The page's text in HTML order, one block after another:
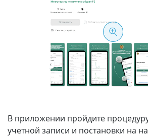
В приложении пройдите
учетной записи и постановки на